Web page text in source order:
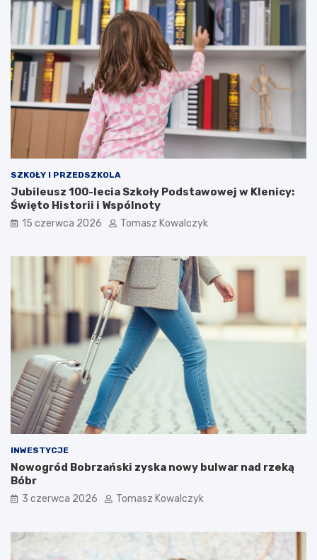
SZKOŁY I PRZEDSZKOLA
Jubileusz 100-lecia Szkoły Podstawowej w Klenicy:
Święto Historii i Wspólnoty
15 czerwca 2026 Tomasz Kowalczyk
INWESTYCJE
Nowogród Bobrzański zyska nowy bulwar nad rzeką
Bóbr
3 czerwca 2026 Tomasz Kowalczyk